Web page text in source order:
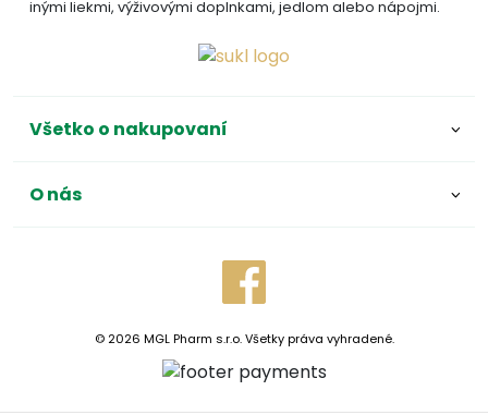
inými liekmi, výživovými doplnkami, jedlom alebo nápojmi.
Všetko o nakupovaní
O nás
© 2026 MGL Pharm s.r.o. Všetky práva vyhradené.